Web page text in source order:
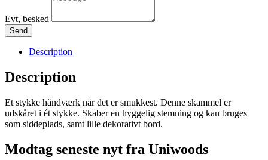
Evt, besked
Send
Description
Description
Et stykke håndværk når det er smukkest. Denne skammel er
udskåret i ét stykke. Skaber en hyggelig stemning og kan bruges
som siddeplads, samt lille dekorativt bord.
Modtag seneste nyt fra Uniwoods